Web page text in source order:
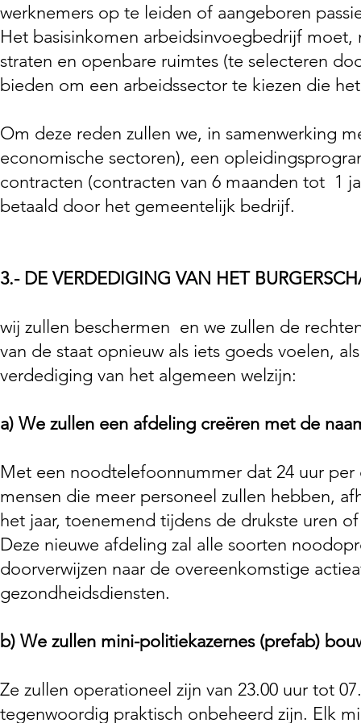
werknemers op te leiden of aangeboren
Het basisinkomen arbeidsinvoegbedrijf
straten en openbare ruimtes (te selecteren
bieden om een arbeidssector te kiezen die
Om deze reden zullen we, in samenwerking
economische sectoren), een
contracten (contracten van 6 maanden tot 1
betaald door het gemeentelijk bedrijf.
3.- DE VERDEDIGING VAN HET
wij zullen beschermen en we zullen de
van de staat opnieuw als iets goeds voelen,
verdediging van het algemeen welzijn:
a) We zullen een afdeling creëren met de
Met een noodtelefoonnummer dat 24 uur
mensen die meer personeel zullen hebben,
het jaar, toenemend tijdens de drukste uren
Deze nieuwe afdeling zal alle soorten
doorverwijzen naar de overeenkomstige
gezondheidsdiensten.
b) We zullen mini-politiekazernes (prefab)
Ze zullen operationeel zijn van 23.00 uur tot
tegenwoordig praktisch onbeheerd zijn. Elk